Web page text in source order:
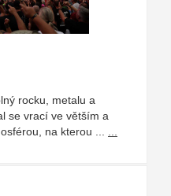
rocku, metalu a
se vrací ve větším a
na kterou ...